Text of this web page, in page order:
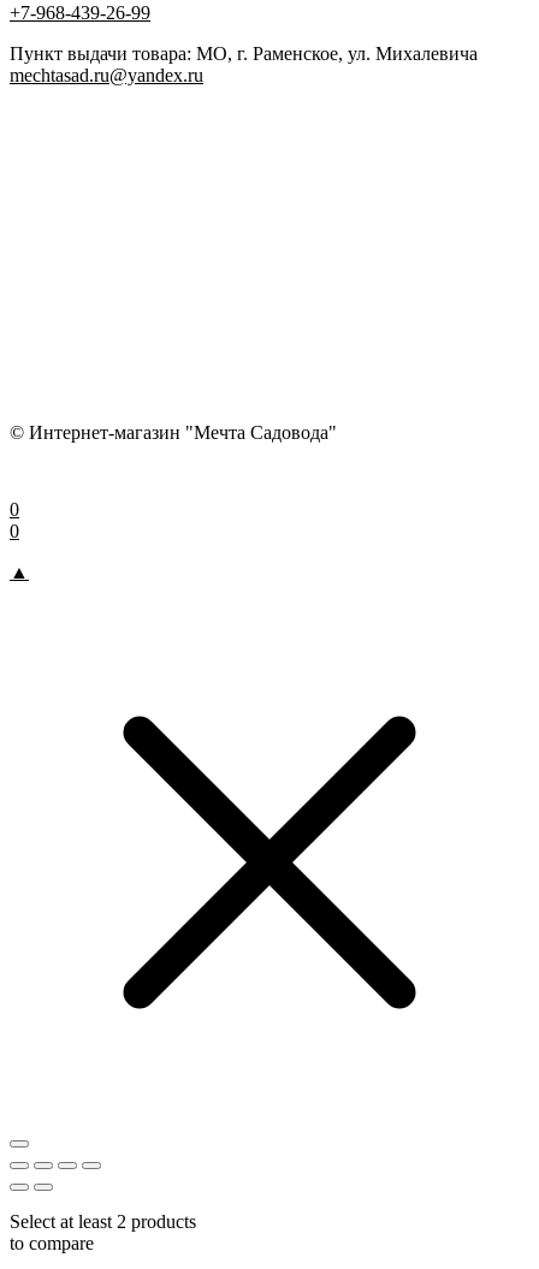
+7-968-439-26-99
Пункт выдачи товара: МО, г. Раменское, ул. Михалевича
mechtasad.ru@yandex.ru
© Интернет-магазин "Мечта Садовода"
0
0
▲
Select at least 2 products
to compare